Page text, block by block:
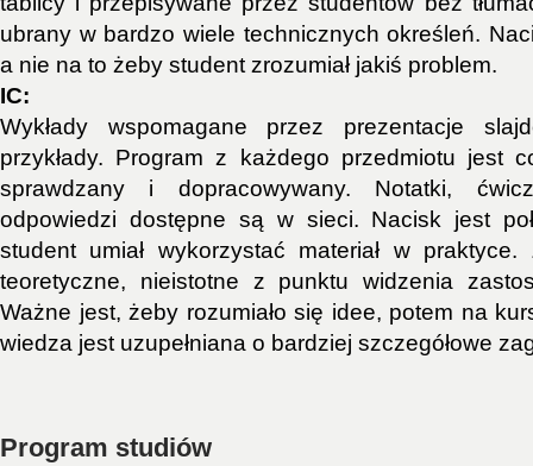
ubrany w bardzo wiele technicznych określeń.
a nie na to żeby student zrozumiał jakiś problem.
IC:
Wykłady wspomagane przez prezentacje
przykłady. Program z każdego przedmiotu jest
sprawdzany i dopracowywany. Notatki,
odpowiedzi dostępne są w sieci. Nacisk jest
student umiał wykorzystać materiał w
teoretyczne, nieistotne z punktu widzenia
Ważne jest, żeby rozumiało się idee, potem na
wiedza jest uzupełniana o bardziej szczegółowe
Program studiów